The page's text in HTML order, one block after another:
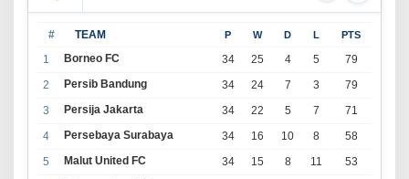
# TEAM P W D L PTS
1 Borneo FC 34 25 4 5
79
2
Persib Bandung 34 24 7 3
79
3
Persija Jakarta 34 22 5 7
71
4
Persebaya Surabaya 34 16 10 8
58
5
Malut United FC 34 15 8 11
53